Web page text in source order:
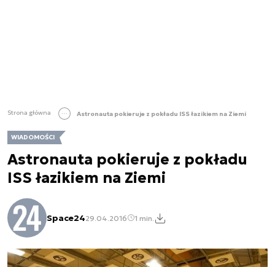
Strona główna Astronauta pokieruje z pokładu ISS łazikiem na Ziemi
WIADOMOŚCI
Astronauta pokieruje z pokładu
ISS łazikiem na Ziemi
Space2429.04.2016 1 min.